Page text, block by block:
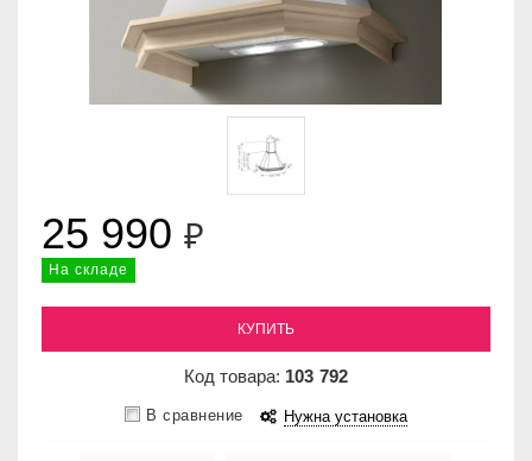
25 990 ₽
На складе
КУПИТЬ
Код товара: 103 792
В сравнение Нужна установка